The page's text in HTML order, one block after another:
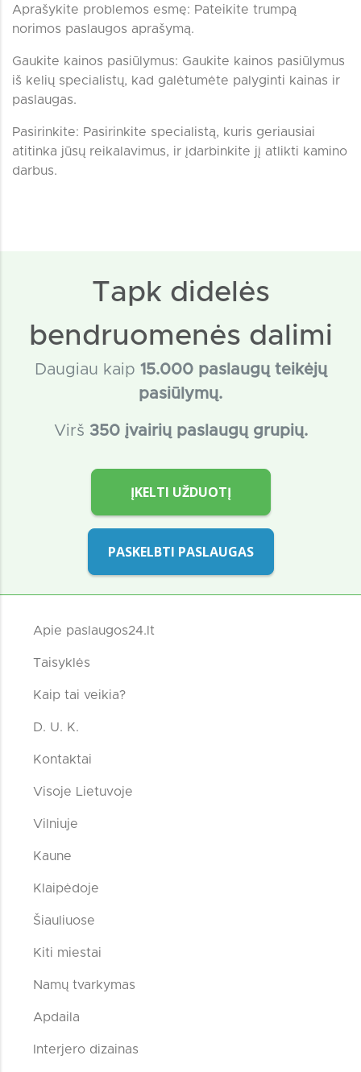
Aprašykite problemos esmę: Pateikite trumpą
norimos paslaugos aprašymą.
Gaukite kainos pasiūlymus: Gaukite kainos pasiūlymus
iš kelių specialistų, kad galėtumėte palyginti kainas ir
paslaugas.
Pasirinkite: Pasirinkite specialistą, kuris geriausiai
atitinka jūsų reikalavimus, ir įdarbinkite jį atlikti kamino
darbus.
Tapk didelės
bendruomenės dalimi
Daugiau kaip 15.000 paslaugų teikėjų
pasiūlymų.
Virš 350 įvairių paslaugų grupių.
ĮKELTI UŽDUOTĮ
PASKELBTI PASLAUGAS
Apie paslaugos24.lt
Taisyklės
Kaip tai veikia?
D. U. K.
Kontaktai
Visoje Lietuvoje
Vilniuje
Kaune
Klaipėdoje
Šiauliuose
Kiti miestai
Namų tvarkymas
Apdaila
Interjero dizainas